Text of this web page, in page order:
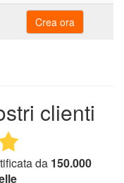
clienti
da 150.000